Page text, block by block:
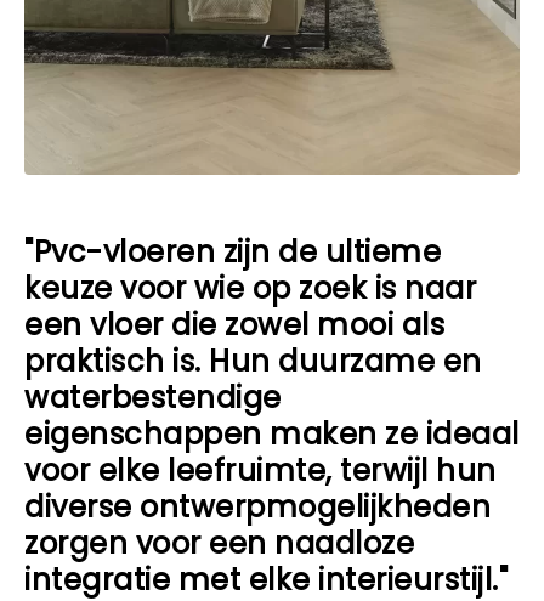
"Pvc-vloeren zijn de ultieme
keuze voor wie op zoek is naar
een vloer die zowel mooi als
praktisch is. Hun duurzame en
waterbestendige
eigenschappen maken ze ideaal
voor elke leefruimte, terwijl hun
diverse ontwerpmogelijkheden
zorgen voor een naadloze
integratie met elke interieurstijl."